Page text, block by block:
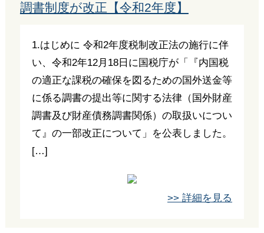
調書制度が改正【令和2年度】
1.はじめに 令和2年度税制改正法の施行に伴
い、令和2年12月18日に国税庁が「『内国税
の適正な課税の確保を図るための国外送金等
に係る調書の提出等に関する法律（国外財産
調書及び財産債務調書関係）の取扱いについ
て』の一部改正について」を公表しました。
[…]
>> 詳細を見る